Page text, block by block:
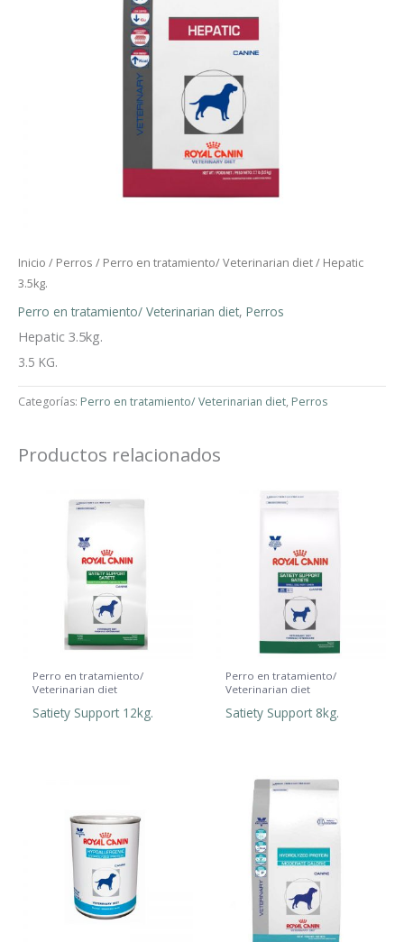
Inicio / Perros / Perro en tratamiento/ Veterinarian diet/ Hepatic
3.5kg.
Perro en tratamiento/ Veterinarian diet, Perros
Hepatic 3.5kg.
3.5 KG.
Categorías: Perro en tratamiento/ Veterinarian diet, Perros
Productos relacionados
Perro en tratamiento/
Veterinarian diet
Satiety Support 12kg.
Perro en tratamiento/
Veterinarian diet
Satiety Support 8kg.